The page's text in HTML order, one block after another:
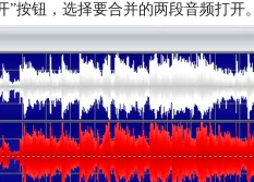
”按钮，选择要合并的两段音频打开。